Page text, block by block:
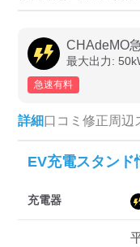
充電器の種類
急速充電器のみ
高速道路上のみ
認証システム
CHAdeMO
最大出力: 50
急速有料
詳細口コミ 修正周辺
EV充電スタンド
充電器